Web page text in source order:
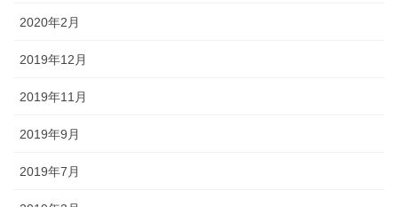
2020年2月
2019年12月
2019年11月
2019年9月
2019年7月